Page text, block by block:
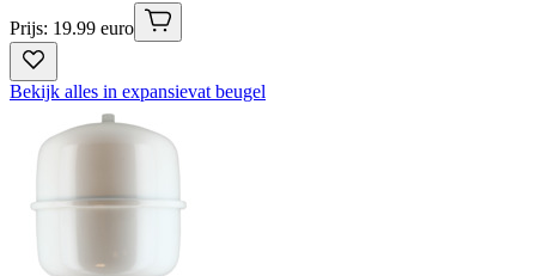
Prijs: 19.99 euro
Bekijk alles in expansievat beugel